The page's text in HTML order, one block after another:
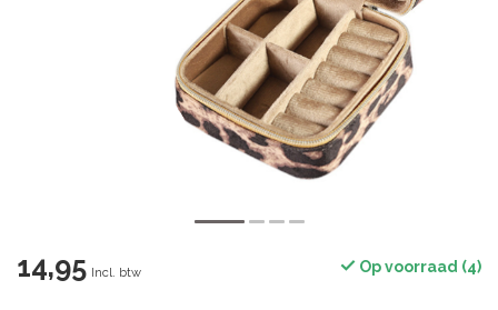
14,95 Incl. btw Op voorraad (4)